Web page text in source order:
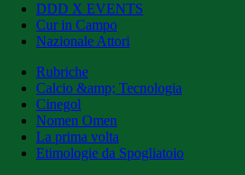
DDD X EVENTS
Cur in Campo
Nazionale Attori
Rubriche
Calcio &amp; Tecnologia
Cinegol
Nomen Omen
La prima volta
Etimologie da Spogliatoio